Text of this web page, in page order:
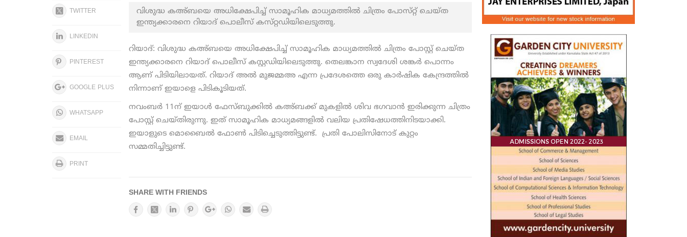
TWITTER
LINKEDIN
PINTEREST
GOOGLE PLUS
WHATSAPP
EMAIL
PRINT
വിശുദ്ധ കഅ്ബയെ അധിക്ഷേപിച്ച് സാമൂഹിക മാധ്യമത്തിൽ ചിത്രം പോസ്​റ്റ് ചെയ്ത
ഇന്ത്യക്കാരനെ റിയാദ് പൊലീസ്​ കസ്​റ്റഡിയിലെടുത്തു.
റിയാദ്: വിശുദ്ധ കഅ്ബയെ അധിക്ഷേപിച്ച് സാമൂഹിക മാധ്യമത്തിൽ ചിത്രം പോസ്റ്റ് ചെയ്ത
ഇന്ത്യക്കാരനെ റിയാദ് പൊലീസ് കസ്റ്റഡിയിലെടുത്തു. തെലങ്കാന സ്വദേശി ശങ്കർ പൊന്നം
ആണ് പിടിയിലായത്. റിയാദ് അല്‍ മുജമ്മഅ എന്ന പ്രദേശത്തെ ഒരു കാര്‍ഷിക കേന്ദ്രത്തില്‍
നിന്നാണ് ഇയാളെ പിടികൂടിയത്.
നവംബർ 11ന് ഇയാൾ ഫേസ്ബുക്കിൽ കഅ്ബക്ക് മുകളിൽ ശിവ ഭഗവാൻ ഇരിക്കുന്ന ചിത്രം
പോസ്റ്റ് ചെയ്തിരുന്നു. ഇത് സാമൂഹിക മാധ്യമങ്ങളിൽ വലിയ പ്രതിഷേധത്തിനിടയാക്കി.
ഇയാളുടെ മൊബൈൽ ഫോൺ പിടിച്ചെടുത്തിട്ടുണ്ട്. പ്രതി പോലിസിനോട് കുറ്റം
സമ്മതിച്ചിട്ടുണ്ട്.
SHARE WITH FRIENDS